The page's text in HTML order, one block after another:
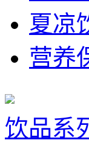
夏凉
营养
饮品系